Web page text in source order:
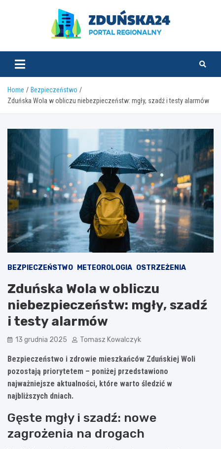
zdunska24.pl
Home
Bezpieczeństwo
Zduńska Wola w obliczu niebezpieczeństw: mgły, szadź i testy alarmów
BEZPIECZEŃSTWO METEOROLOGIA OSTRZEŻENIA
Zduńska Wola w obliczu
niebezpieczeństw: mgły, szadź
i testy alarmów
13 grudnia 2025 Tomasz Kowalczyk
Bezpieczeństwo i zdrowie mieszkańców Zduńskiej Woli
pozostają priorytetem – poniżej przedstawiono
najważniejsze aktualności, które warto śledzić w
najbliższych dniach.
Gęste mgły i szadź: nowe
zagrożenia na drogach